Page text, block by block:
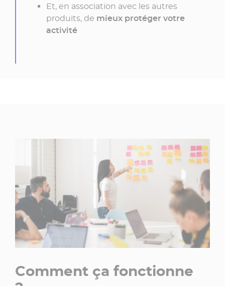
Et, en association avec les autres
produits, de mieux protéger votre
activité
Comment ça fonctionne